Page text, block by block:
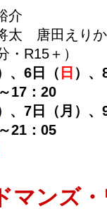
介
太 唐田えり
・R15＋）
、6日（ 日 ）、
17：20
、7日（月）、
21：05
マンズ・